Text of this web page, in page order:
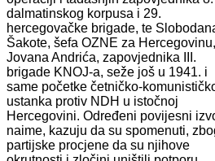
dalmatinskog korpusa i 29.
hercegovačke brigade, te
Šakote, šefa OZNE za
Jovana Andrića, zapovjednika III.
brigade KNOJ-a, seže još u 1941. i
same početke četničko-
ustanka protiv NDH u istočnoj
Hercegovini. Određeni povijesni
naime, kazuju da su spomenuti,
partijske procjene da su njihove